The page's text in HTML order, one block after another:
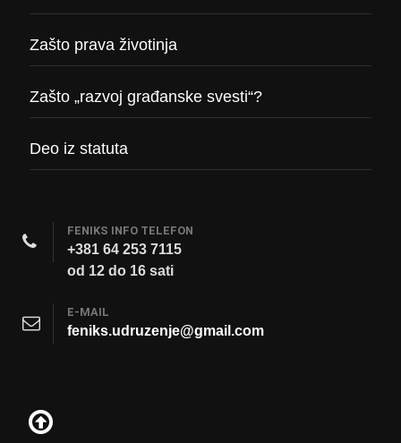
Zašto prava životinja
Zašto „razvoj građanske svesti“?
Deo iz statuta
FENIKS INFO TELEFON
+381 64 253 7115
od 12 do 16 sati
E-MAIL
feniks.udruzenje@gmail.com